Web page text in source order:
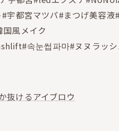
#宇都宮マツパ#まつげ美容
国風メイク
속눈썹파마#ヌヌラッシ
抜けるアイブロウ